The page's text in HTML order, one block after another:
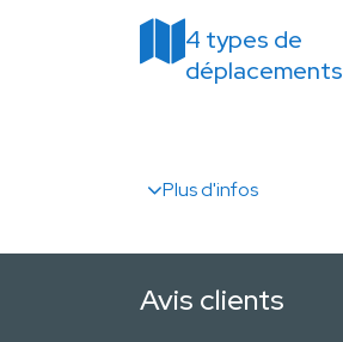
4 types de
déplacements
Plus d'infos
Avis clients